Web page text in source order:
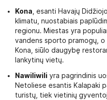
Kona , esanti Havajų
klimatu, nuostabiais
regionu. Miestas yra
vandens sporto pramogų, o
Kona, siūlo daugybę
lankytinų vietų.
Nawiliwili yra pagrindinis
Netoliese esantis Kalapaki
turistų, tiek vietinių